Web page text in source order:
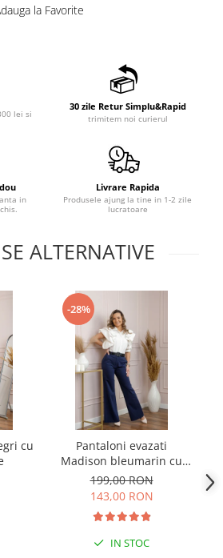
la Favorite
lei si
30 zile Retur Simplu&Rapid
trimitem noi curierul
in
Livrare Rapida
Produsele ajung la tine in 1-2 zile
lucratoare
ALTERNATIVE
cu
-28%
Pantaloni evazati
Madison bleumarin cu
talie inalta
199,00 RON
143,00 RON
IN STOC